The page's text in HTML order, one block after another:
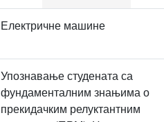
Електричне машине
Упознавање студената са
фундаменталним знањима о
прекидачким релуктантним